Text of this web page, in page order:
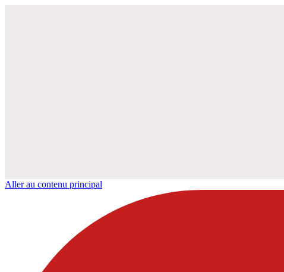
Aller au contenu principal